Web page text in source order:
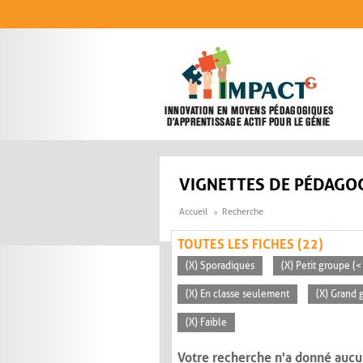
VIGNETTES DE
Accueil Recherche
TOUTES LES FICHES (22)
(X) Sporadiques (X) Petit groupe
(X) En classe seulement (X) Grand
(X) Faible
Votre recherche n'a donné